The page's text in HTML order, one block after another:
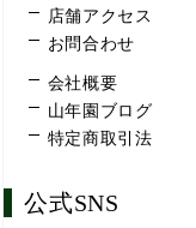
店舗アクセス
お問合わせ
会社概要
山年園ブログ
特定商取引法
公式SNS